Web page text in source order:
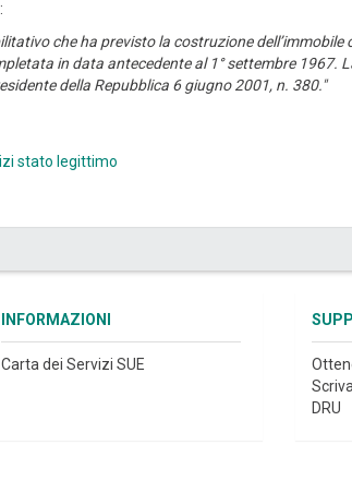
che ha previsto la costruzione
in data antecedente al 1° settembre 1967.
della Repubblica 6 giugno 2001, n. 380."
stato legittimo
INFORMAZIONI
Carta dei Servizi SUE
DRU